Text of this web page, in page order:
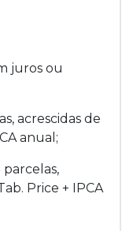
juros ou
acrescidas de
anual;
parcelas,
Price + IPCA